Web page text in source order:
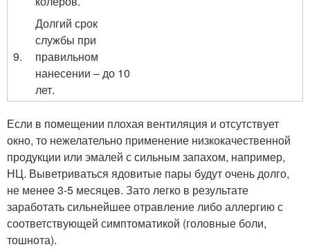
9.
Долгий срок
службы при
правильном
нанесении – до 10
лет.
Если в помещении плохая вентиляция и отсутствует
окно, то нежелательно применение низкокачественной
продукции или эмалей с сильным запахом, например,
НЦ. Выветриваться ядовитые пары будут очень долго,
не менее 3-5 месяцев. Зато легко в результате
заработать сильнейшее отравление либо аллергию с
соответствующей симптоматикой (головные боли,
тошнота).